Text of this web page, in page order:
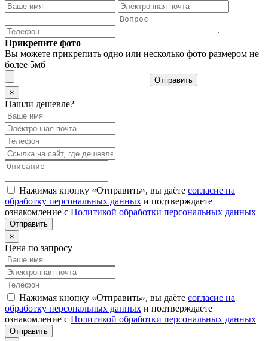
Прикрепите фото
Вы можете прикрепить одно или несколько фото размером не
более 5мб
Отправить
×
Нашли дешевле?
Нажимая кнопку «Отправить», вы даёте согласие на
обработку персональных данных и подтверждаете
ознакомление с Политикой обработки персональных данных
×
Цена по запросу
Нажимая кнопку «Отправить», вы даёте согласие на
обработку персональных данных и подтверждаете
ознакомление с Политикой обработки персональных данных